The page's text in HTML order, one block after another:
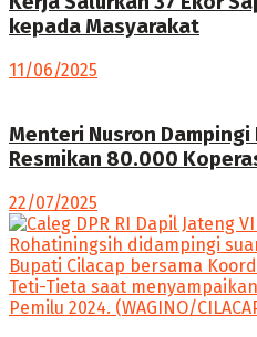
kepada Masyarakat
11/06/2025
Menteri Nusron
Resmikan 80.000
22/07/2025